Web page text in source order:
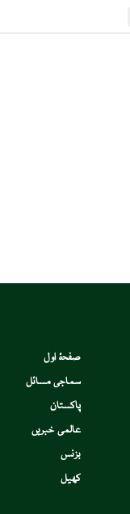
صفحۂ اول
سماجی مسائل
پاکستان
عالمی خبریں
بزنس
کھیل